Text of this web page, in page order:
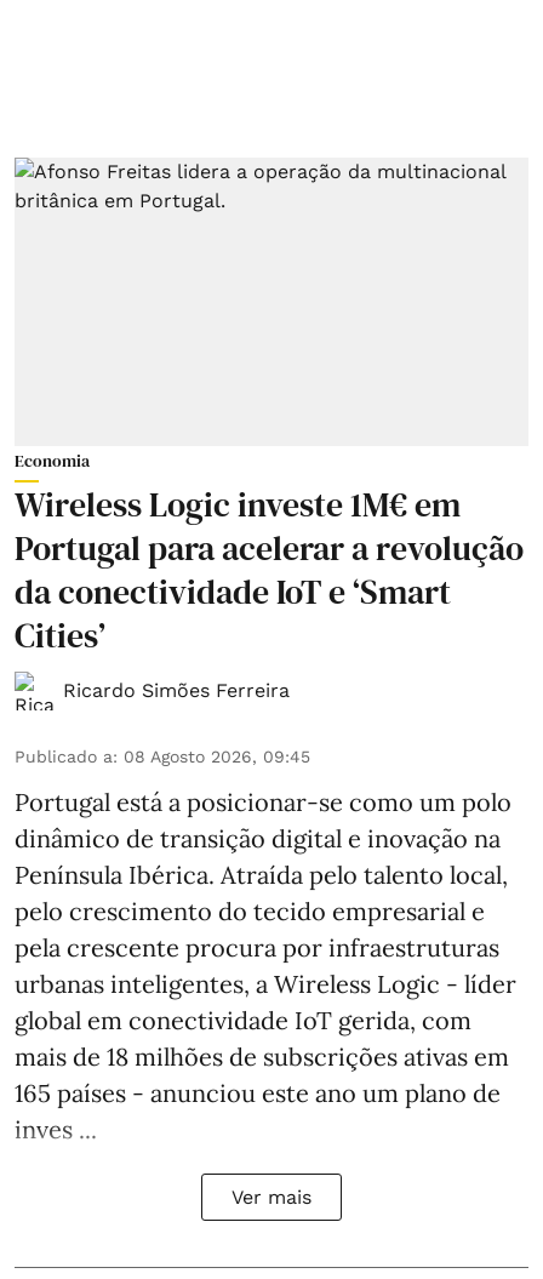
Economia
Wireless Logic investe 1M€ em
Portugal para acelerar a revolução
da conectividade IoT e ‘Smart
Cities’
Ricardo Simões Ferreira
Publicado a: 08 Agosto 2026, 09:45
Portugal está a posicionar-se como um polo
dinâmico de transição digital e inovação na
Península Ibérica. Atraída pelo talento local,
pelo crescimento do tecido empresarial e
pela crescente procura por infraestruturas
urbanas inteligentes, a Wireless Logic - líder
global em conectividade IoT gerida, com
mais de 18 milhões de subscrições ativas em
165 países - anunciou este ano um plano de
inves ...
Ver mais